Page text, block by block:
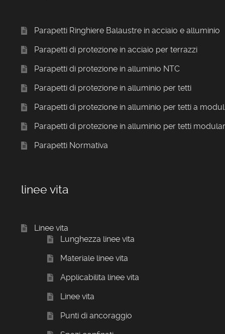
Parapetti Ringhiere Balaustre in acciaio e alluminio
Parapetti di protezione in acciaio per terrazzi
Parapetti di protezione in alluminio NTC
Parapetti di protezione in alluminio per tetti
Parapetti di protezione in alluminio per tetti a
Parapetti di protezione in alluminio per tetti
Parapetti Normativa
linee vita
Linee vita
Lunghezza linee vita
Materiale linee vita
Applicabilita linee vita
Linee vita
Punti di ancoraggio